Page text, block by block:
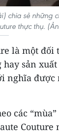
chia sẻ những
thực thụ.
là một đối
sản
nghĩa
các
Couture